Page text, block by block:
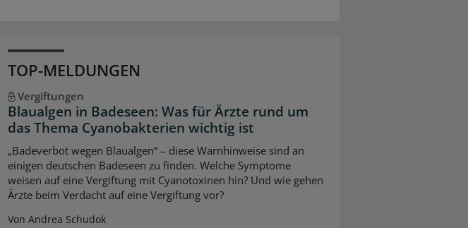
TOP-MELDUNGEN
Vergiftungen
Blaualgen in Badeseen: Was für Ärzte rund um
das Thema Cyanobakterien wichtig ist
„Badeverbot wegen Blaualgen“ – diese Warnhinweise sind an
einigen deutschen Badeseen zu finden. Welche Symptome
weisen auf eine Vergiftung mit Cyanotoxinen hin? Und wie gehen
Ärzte beim Verdacht auf eine Vergiftung vor?
Von Andrea Schudok